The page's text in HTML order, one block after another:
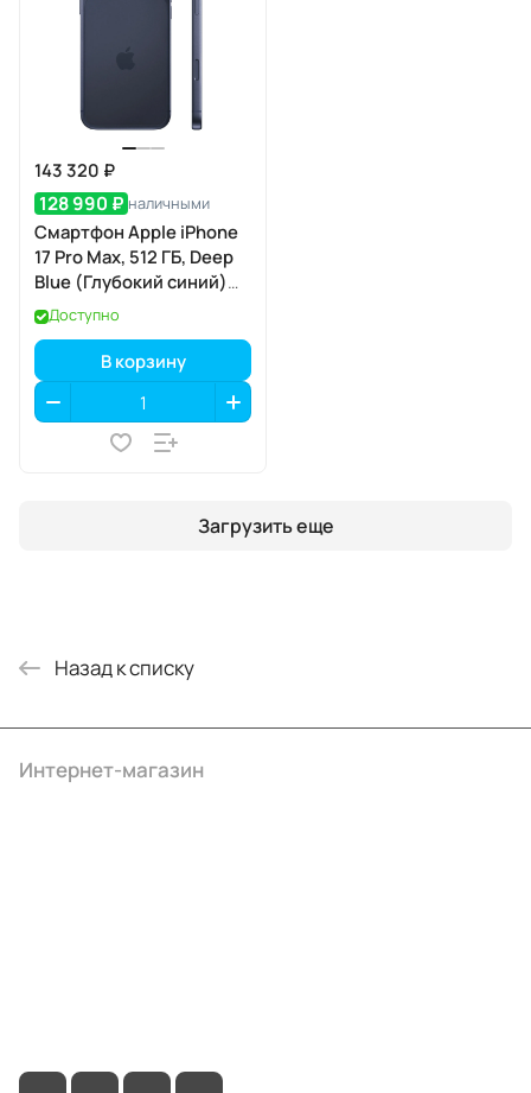
143 320 ₽
128 990 ₽ наличными
Смартфон Apple iPhone
17 Pro Max, 512 ГБ, Deep
Blue (Глубокий синий)
SIM+eSIM
Доступно
В корзину
Загрузить еще
Назад к списку
Интернет-магазин